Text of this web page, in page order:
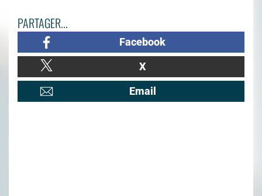
PARTAGER...
Facebook
X
Email